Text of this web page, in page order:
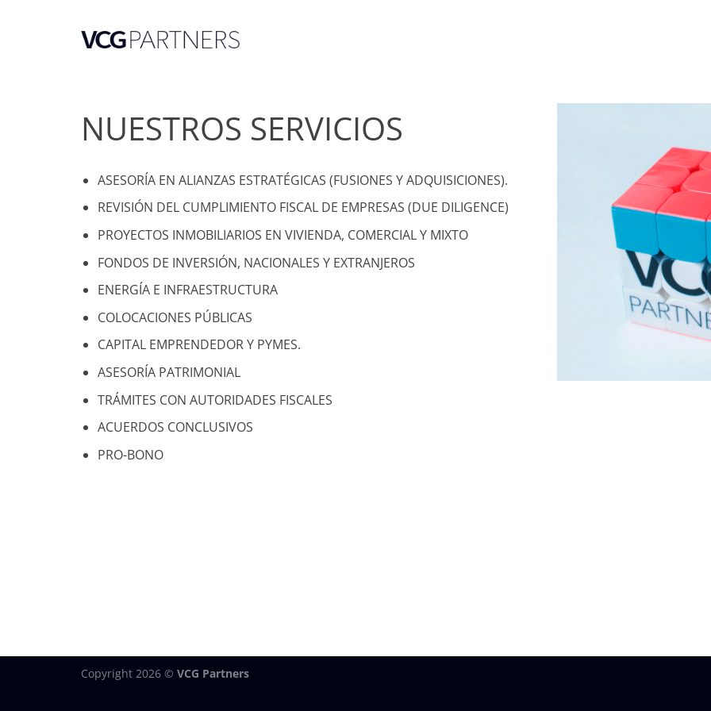
NUESTROS SERVICIOS
ASESORÍA EN ALIANZAS ESTRATÉGICAS (FUSIONES Y ADQUISICIONES).
REVISIÓN DEL CUMPLIMIENTO FISCAL DE EMPRESAS (DUE DILIGENCE)
PROYECTOS INMOBILIARIOS EN VIVIENDA, COMERCIAL Y MIXTO
FONDOS DE INVERSIÓN, NACIONALES Y EXTRANJEROS
ENERGÍA E INFRAESTRUCTURA
COLOCACIONES PÚBLICAS
CAPITAL EMPRENDEDOR Y PYMES.
ASESORÍA PATRIMONIAL
TRÁMITES CON AUTORIDADES FISCALES
ACUERDOS CONCLUSIVOS
PRO-BONO
Copyright 2026 © VCG Partners